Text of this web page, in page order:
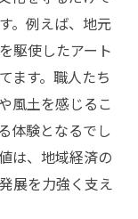
。例えば、地元
駆使したアート
ます。職人たち
風土を感じるこ
体験となるでし
は、地域経済の
展を力強く支え